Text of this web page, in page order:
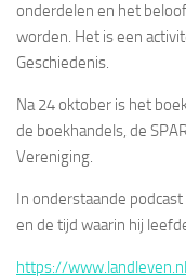
onderdelen en het
worden. Het is een
Geschiedenis.
Na 24 oktober is het
de boekhandels, de
Vereniging.
In onderstaande
en de tijd waarin hij
https://